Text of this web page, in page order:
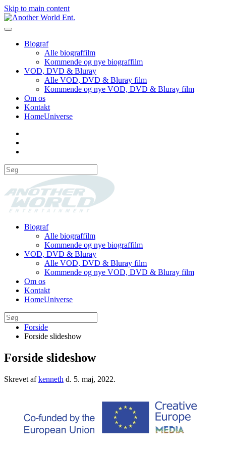
Skip to main content
Biograf
Alle biograffilm
Kommende og nye biograffilm
VOD, DVD & Bluray
Alle VOD, DVD & Bluray film
Kommende og nye VOD, DVD & Bluray film
Om os
Kontakt
HomeUniverse
Biograf
Alle biograffilm
Kommende og nye biograffilm
VOD, DVD & Bluray
Alle VOD, DVD & Bluray film
Kommende og nye VOD, DVD & Bluray film
Om os
Kontakt
HomeUniverse
Forside
Forside slideshow
Forside slideshow
Skrevet afkenneth d. 5. maj, 2022.